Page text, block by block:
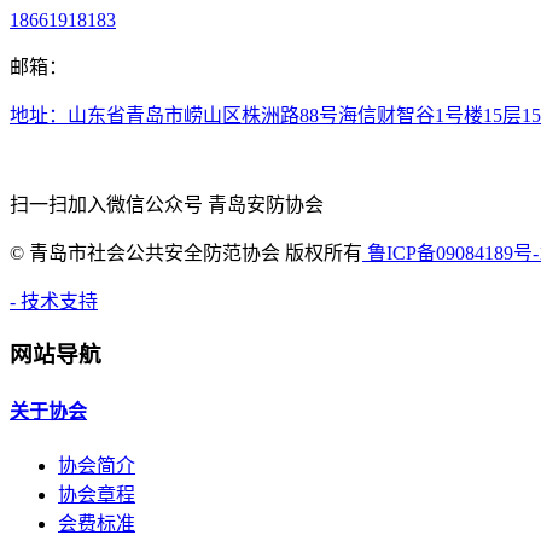
18661918183
邮箱：
地址：山东省青岛市崂山区株洲路88号海信财智谷1号楼15层
扫一扫加入微信公众号 青岛安防协会
© 青岛市社会公共安全防范协会 版权所有 鲁ICP备09084189号-
- 技术支持
网站导航
关于协会
协会简介
协会章程
会费标准